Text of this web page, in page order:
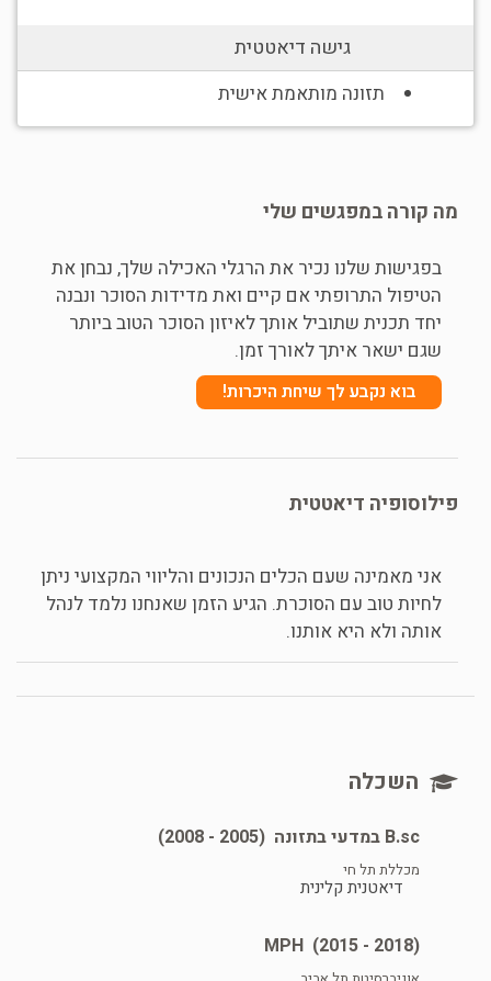
גישה דיאטטית
תזונה מותאמת אישית
מה קורה במפגשים שלי
בפגישות שלנו נכיר את הרגלי האכילה שלך, נבחן את
הטיפול התרופתי אם קיים ואת מדידות הסוכר ונבנה
יחד תכנית שתוביל אותך לאיזון הסוכר הטוב ביותר
שגם ישאר איתך לאורך זמן.
בוא נקבע לך שיחת היכרות!
פילוסופיה דיאטטית
אני מאמינה שעם הכלים הנכונים והליווי המקצועי ניתן
לחיות טוב עם הסוכרת. הגיע הזמן שאנחנו נלמד לנהל
אותה ולא היא אותנו.
השכלה
B.sc במדעי בתזונה (2005 - 2008)
מכללת תל חי
דיאטנית קלינית
MPH (2015 - 2018)